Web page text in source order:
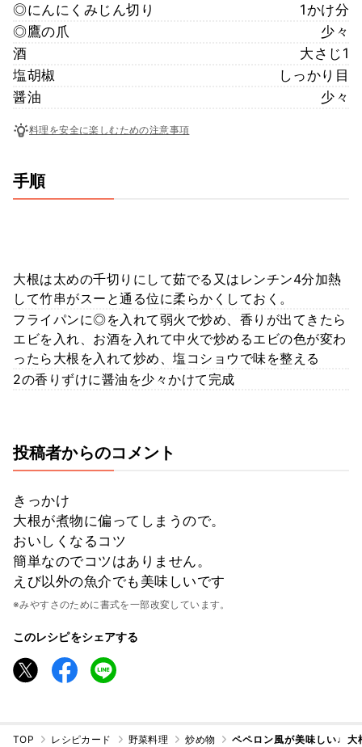
◎にんにくみじん切り
1かけ分
◎鷹の爪
少々
酒
大さじ1
塩胡椒
しっかり目
醤油
少々
料理を安全に楽しむための注意事項
手順
大根は太めの千切りにして茹でる又はレンチン4分加熱
して竹串がスーと通る位に柔らかくしておく。
フライパンに◎を入れて弱火で炒め、香りが出てきたら
エビを入れ、お酒を入れて中火で炒めるエビの色が変わ
ったら大根を入れて炒め、塩コショウで味を整える
2の香りずけに醤油を少々かけて完成
投稿者からのコメント
きっかけ
大根が煮物に偏ってしまうので。
おいしくなるコツ
簡単なのでコツはありません。
えび以外の魚介でも美味しいです
※みやすさのために書式を一部改変しています。
このレシピをシェアする
TOP レシピカード 野菜料理 炒め物 ペペロン風が美味しい♩大